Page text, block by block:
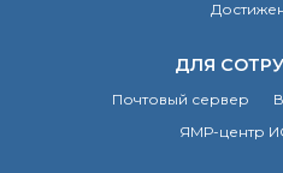
ДЛЯ
Почтовый сервер
ЯМР-центр